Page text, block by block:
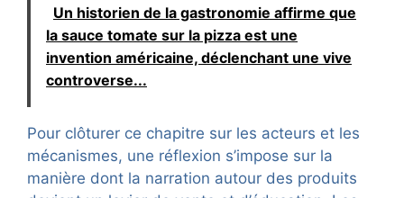
Un historien de la gastronomie affirme que
la sauce tomate sur la pizza est une
invention américaine, déclenchant une vive
controverse...
Pour clôturer ce chapitre sur les acteurs et les
mécanismes, une réflexion s’impose sur la
manière dont la narration autour des produits